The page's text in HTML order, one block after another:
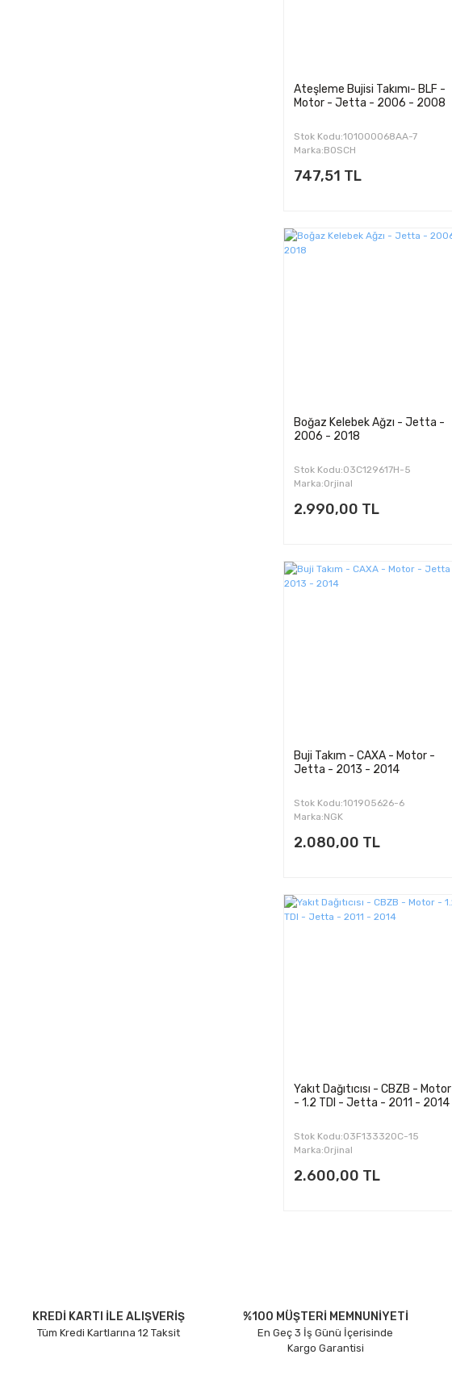
Ateşleme Bujisi Takımı- BLF -
Motor - Jetta - 2006 - 2008
Stok Kodu:101000068AA-7
Marka:BOSCH
747,51 TL
Boğaz Kelebek Ağzı - Jetta -
2006 - 2018
Stok Kodu:03C129617H-5
Marka:Orjinal
2.990,00 TL
Buji Takım - CAXA - Motor -
Jetta - 2013 - 2014
Stok Kodu:101905626-6
Marka:NGK
2.080,00 TL
Yakıt Dağıtıcısı - CBZB - Motor
- 1.2 TDI - Jetta - 2011 - 2014
Stok Kodu:03F133320C-15
Marka:Orjinal
2.600,00 TL
KREDİ KARTI İLE ALIŞVERİŞ
Tüm Kredi Kartlarına 12 Taksit
%100 MÜŞTERİ MEMNUNİYETİ
En Geç 3 İş Günü İçerisinde
Kargo Garantisi